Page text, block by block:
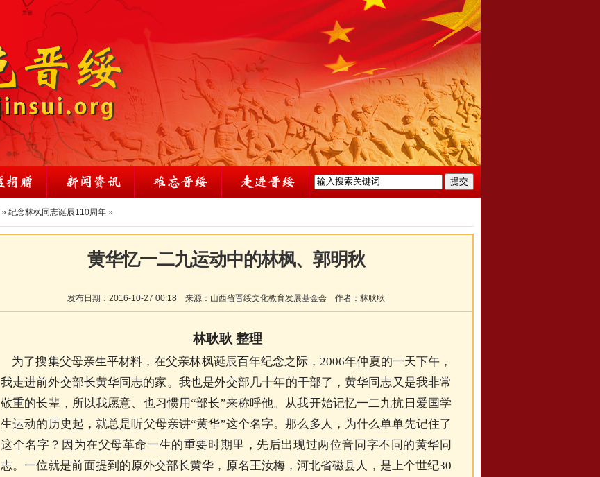
» 纪念林枫同志诞辰110周年 »
黄华忆一二九运动中的林枫、郭明秋
发布日期： 2016-10-27 00:18 来源： 山西省晋绥文化教育发展基金会 作者： 林耿耿
林耿耿 整理
为了搜集父母亲生平材料，在父亲林枫诞辰百年纪念之际，2006年仲夏的一天下午，
我走进前外交部长黄华同志的家。我也是外交部几十年的干部了，黄华同志又是我非常
敬重的长辈，所以我愿意、也习惯用“部长”来称呼他。从我开始记忆一二九抗日爱国学
生运动的历史起，就总是听父母亲讲“黄华”这个名字。那么多人，为什么单单先记住了
这个名字？因为在父母革命一生的重要时期里，先后出现过两位音同字不同的黄华同
志。一位就是前面提到的原外交部长黄华，原名王汝梅，河北省磁县人，是上个世纪30